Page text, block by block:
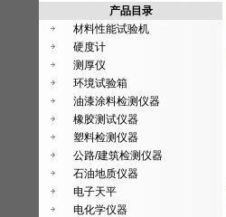
产品目录
材料性能试验机
硬度计
测厚仪
环境试验箱
油漆涂料检测仪器
橡胶测试仪器
塑料检测仪器
公路/建筑检测仪器
石油地质仪器
电子天平
电化学仪器